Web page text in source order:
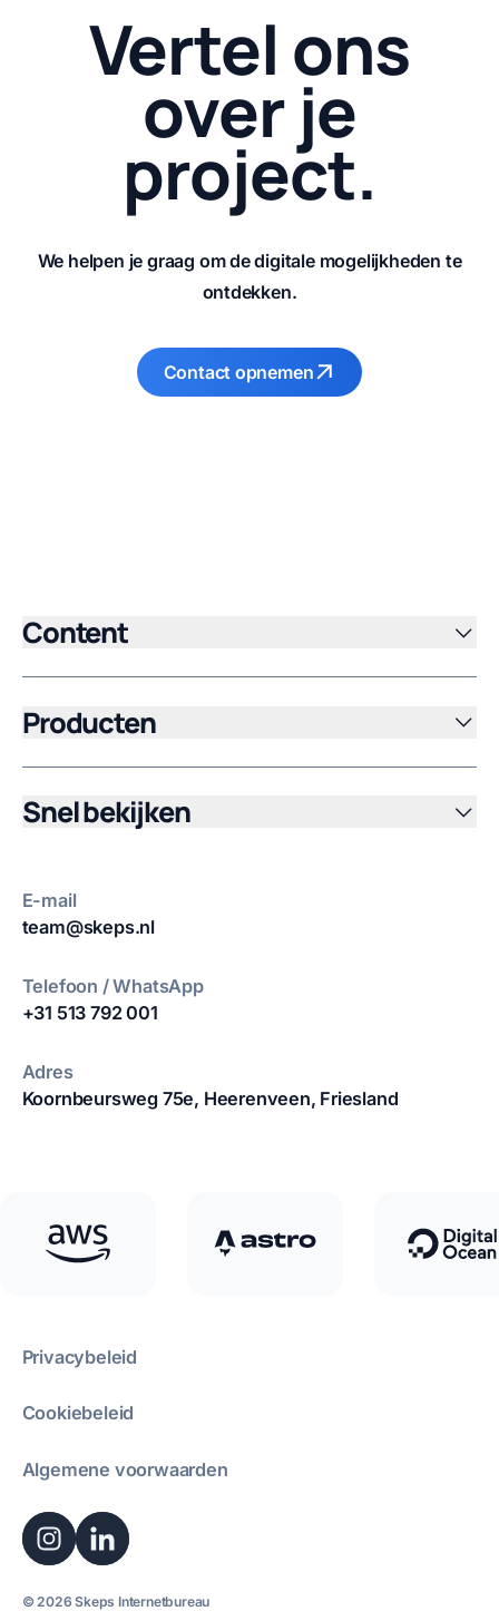
Vertel ons
over je
project.
We helpen je graag om de digitale mogelijkheden te
ontdekken.
Contact opnemen
Content
Producten
Snel bekijken
E-mail
team@skeps.nl
Telefoon / WhatsApp
+31 513 792 001
Adres
Koornbeursweg 75e, Heerenveen, Friesland
Privacybeleid
Cookiebeleid
Algemene voorwaarden
InstagramLinkedIn
© 2026 Skeps Internetbureau